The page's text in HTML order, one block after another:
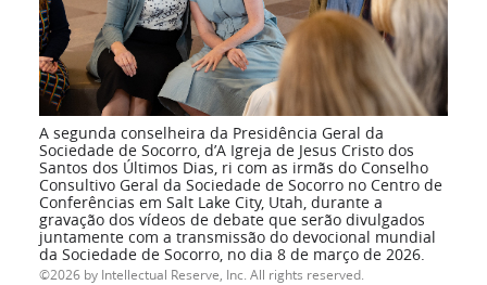
A segunda conselheira da Presidência Geral da
Sociedade de Socorro, d’A Igreja de Jesus Cristo dos
Santos dos Últimos Dias, ri com as irmãs do Conselho
Consultivo Geral da Sociedade de Socorro no Centro de
Conferências em Salt Lake City, Utah, durante a
gravação dos vídeos de debate que serão divulgados
juntamente com a transmissão do devocional mundial
da Sociedade de Socorro, no dia 8 de março de 2026.
2026 by Intellectual Reserve, Inc. All rights reserved.